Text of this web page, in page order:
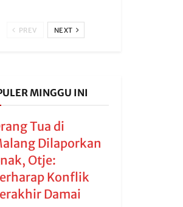
PREV NEXT
MINGGU INI
Tua di
Dilaporkan
Otje:
Konflik
Damai